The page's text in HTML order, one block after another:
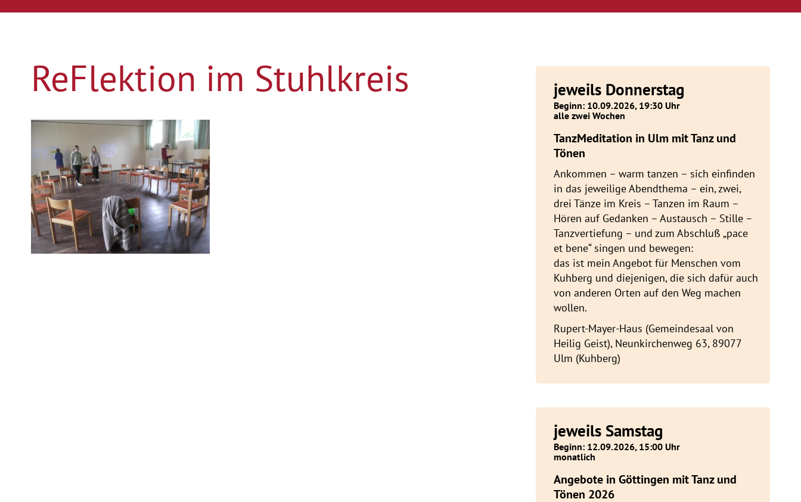
ReFlektion im Stuhlkreis jeweils Donnerstag
Beginn: 10.09.2026, 19:30 Uhr
alle zwei Wochen
TanzMeditation in Ulm mit Tanz und
Tönen
Ankommen – warm tanzen – sich einfinden
in das jeweilige Abendthema – ein, zwei,
drei Tänze im Kreis – Tanzen im Raum –
Hören auf Gedanken – Austausch – Stille –
Tanzvertiefung – und zum Abschluß „pace
et bene“ singen und bewegen:
das ist mein Angebot für Menschen vom
Kuhberg und diejenigen, die sich dafür auch
von anderen Orten auf den Weg machen
wollen.
Rupert-Mayer-Haus (Gemeindesaal von
Heilig Geist), Neunkirchenweg 63, 89077
Ulm (Kuhberg)
jeweils Samstag
Beginn: 12.09.2026, 15:00 Uhr
monatlich
Angebote in Göttingen mit Tanz und
Tönen 2026